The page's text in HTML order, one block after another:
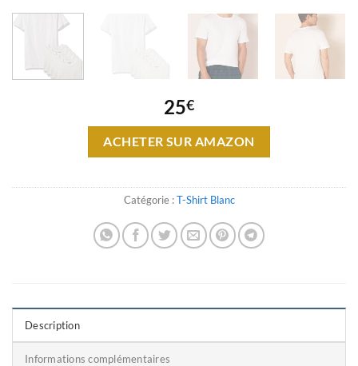
25€
ACHETER SUR AMAZON
Catégorie :T-Shirt Blanc
Description
Informations complémentaires